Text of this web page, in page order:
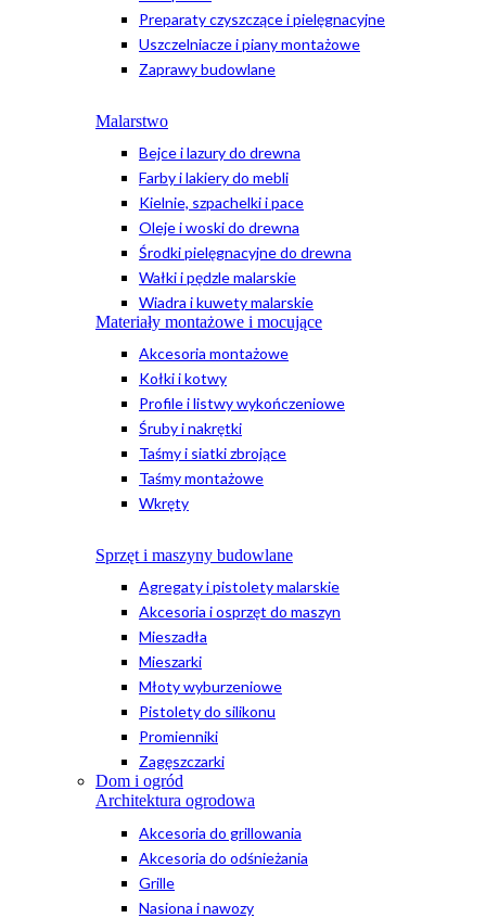
Preparaty czyszczące i pielęgnacyjne
Uszczelniacze i piany montażowe
Zaprawy budowlane
Malarstwo
Bejce i lazury do drewna
Farby i lakiery do mebli
Kielnie, szpachelki i pace
Oleje i woski do drewna
Środki pielęgnacyjne do drewna
Wałki i pędzle malarskie
Wiadra i kuwety malarskie
Materiały montażowe i mocujące
Akcesoria montażowe
Kołki i kotwy
Profile i listwy wykończeniowe
Śruby i nakrętki
Taśmy i siatki zbrojące
Taśmy montażowe
Wkręty
Sprzęt i maszyny budowlane
Agregaty i pistolety malarskie
Akcesoria i osprzęt do maszyn
Mieszadła
Mieszarki
Młoty wyburzeniowe
Pistolety do silikonu
Promienniki
Zagęszczarki
Dom i ogród
Architektura ogrodowa
Akcesoria do grillowania
Akcesoria do odśnieżania
Grille
Nasiona i nawozy